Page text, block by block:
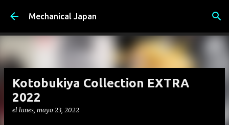
Ir al contenido principal
Mechanical Japan
Kotobukiya Collection EXTRA
2022
el lunes, mayo 23, 2022